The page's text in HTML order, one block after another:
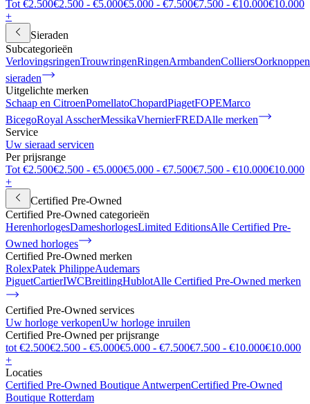
Tot €2.500€2.500 - €5.000€5.000 - €7.500€7.500 - €10.000€10.000
+
Sieraden
Subcategorieën
VerlovingsringenTrouwringenRingenArmbandenColliersOorknoppen
sieraden
Uitgelichte merken
Schaap en CitroenPomellatoChopardPiagetFOPEMarco
BicegoRoyal AsscherMessikaVhernierFREDAlle merken
Service
Uw sieraad servicen
Per prijsrange
Tot €2.500€2.500 - €5.000€5.000 - €7.500€7.500 - €10.000€10.000
+
Certified Pre-Owned
Certified Pre-Owned categorieën
HerenhorlogesDameshorlogesLimited EditionsAlle Certified Pre-
Owned horloges
Certified Pre-Owned merken
RolexPatek PhilippeAudemars
PiguetCartierIWCBreitlingHublotAlle Certified Pre-Owned merken
Certified Pre-Owned services
Uw horloge verkopenUw horloge inruilen
Certified Pre-Owned per prijsrange
tot €2.500€2.500 - €5.000€5.000 - €7.500€7.500 - €10.000€10.000
+
Locaties
Certified Pre-Owned Boutique AntwerpenCertified Pre-Owned
Boutique Rotterdam